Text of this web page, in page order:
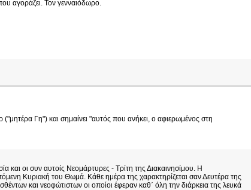
αγοράζει. Τον γενναιόδωρο.
Γη") και σημαίνει "αυτός που ανήκει, ο αφιερωμένος στη
και οι συν αυτοίς Νεομάρτυρες - Τρίτη της Διακαινησίμου. Η
Κυριακή του Θωμά. Κάθε ημέρα της χαρακτηρίζεται σαν Δευτέρα της
και νεοφώτιστων οι οποίοι έφεραν καθ΄ όλη την διάρκεια της λευκά